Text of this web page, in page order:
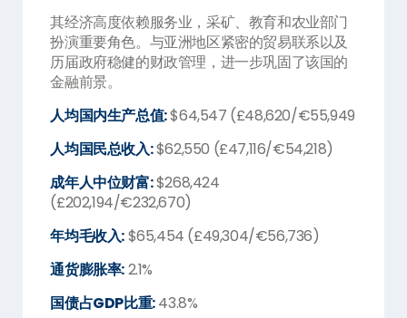
其经济高度依赖服务业，采矿、教育和农业部门
扮演重要角色。与亚洲地区紧密的贸易联系以及
历届政府稳健的财政管理，进一步巩固了该国的
金融前景。
人均国内生产总值:$64,547 (£48,620/€55,949
人均国民总收入:$62,550 (£47,116/€54,218)
成年人中位财富:$268,424
(£202,194/€232,670)
年均毛收入:$65,454 (£49,304/€56,736)
通货膨胀率:2.1%
国债占GDP比重:43.8%